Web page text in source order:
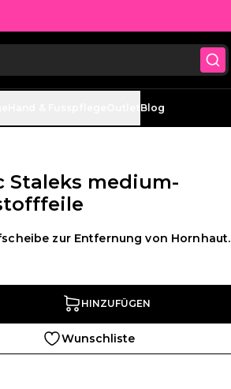
Blog
Staleks medium-
zur Entfernung von Hornhaut.
HINZUFÜGEN
Wunschliste